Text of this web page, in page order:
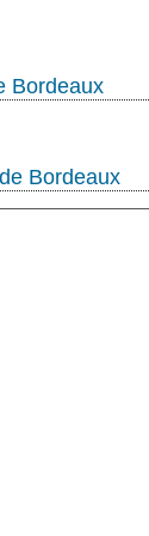
Bordeaux
Bordeaux